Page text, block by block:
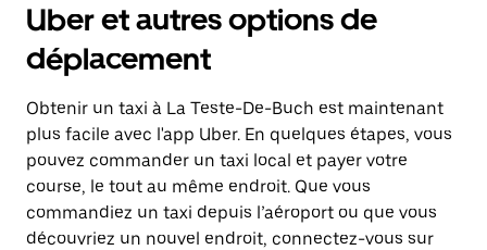
Uber et autres options de
déplacement
Obtenir un taxi à La Teste-De-Buch est maintenant
plus facile avec l'app Uber. En quelques étapes, vous
pouvez commander un taxi local et payer votre
course, le tout au même endroit. Que vous
commandiez un taxi depuis l’aéroport ou que vous
découvriez un nouvel endroit, connectez-vous sur